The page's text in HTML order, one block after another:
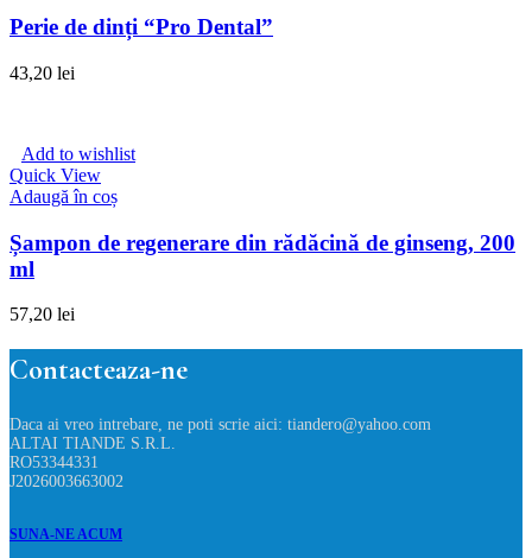
are
produsului.
Perie de dinți “Pro Dental”
43,20 lei
Add to wishlist
Quick View
Adaugă în coș
Șampon de regenerare din rădăcină de ginseng, 200
ml
57,20 lei
Contacteaza-ne
Daca ai vreo intrebare, ne poti scrie aici: tiandero@yahoo.com
ALTAI TIANDE S.R.L.
RO53344331
J2026003663002
SUNA-NE ACUM